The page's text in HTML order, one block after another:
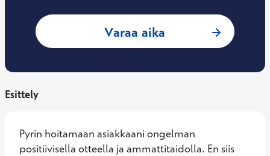
Varaa aika : Jesse
Esittely
Pyrin hoitamaan asiakkaani ongelman
positiivisella otteella ja ammattitaidolla. En siis